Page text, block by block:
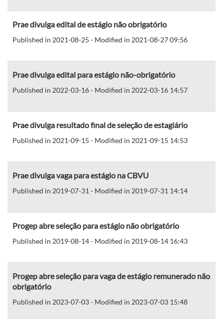
Prae divulga edital de estágio não obrigatório
Published in 2021-08-25 - Modified in 2021-08-27 09:56
Prae divulga edital para estágio não-obrigatório
Published in 2022-03-16 - Modified in 2022-03-16 14:57
Prae divulga resultado final de seleção de estagiário
Published in 2021-09-15 - Modified in 2021-09-15 14:53
Prae divulga vaga para estágio na CBVU
Published in 2019-07-31 - Modified in 2019-07-31 14:14
Progep abre seleção para estágio não obrigatório
Published in 2019-08-14 - Modified in 2019-08-14 16:43
Progep abre seleção para vaga de estágio remunerado não
obrigatório
Published in 2023-07-03 - Modified in 2023-07-03 15:48